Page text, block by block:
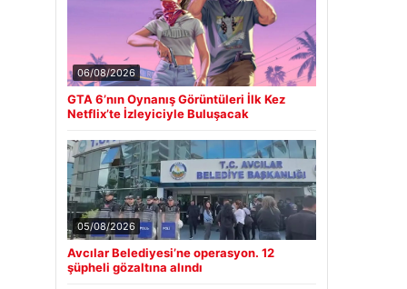
06/08/2026
GTA 6’nın Oynanış Görüntüleri İlk Kez
Netflix’te İzleyiciyle Buluşacak
05/08/2026
Avcılar Belediyesi’ne operasyon. 12
şüpheli gözaltına alındı